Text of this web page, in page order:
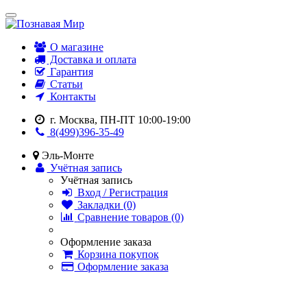
О магазине
Доставка и оплата
Гарантия
Статьи
Контакты
г. Москва, ПН-ПТ 10:00-19:00
8(499)396-35-49
Эль-Монте
Учётная запись
Учётная запись
Вход / Регистрация
Закладки (0)
Сравнение товаров (0)
Оформление заказа
Корзина покупок
Оформление заказа